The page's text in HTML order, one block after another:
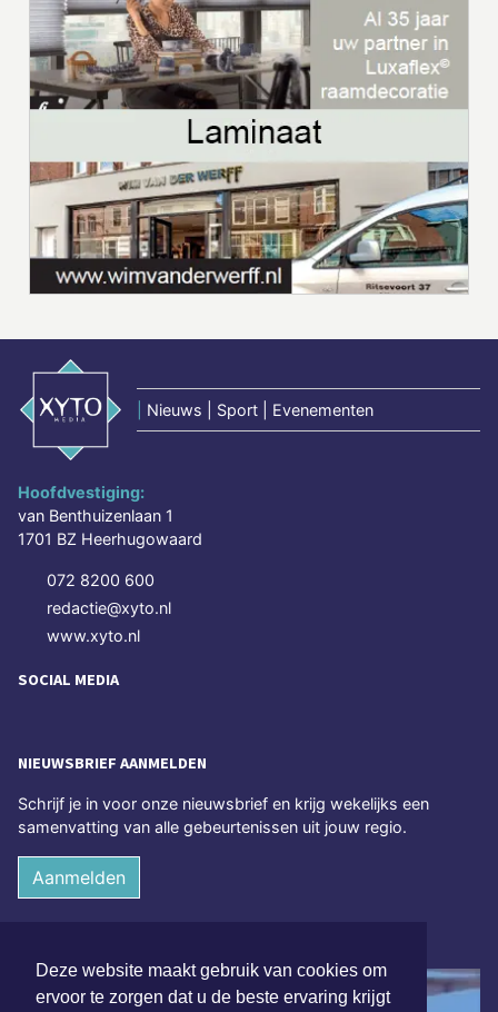
Deze website maakt gebruik van cookies om
ervoor te zorgen dat u de beste ervaring krijgt
Nieuws | Sport | Evenementen
Hoofdvestiging:
van Benthuizenlaan 1
1701 BZ Heerhugowaard
072 8200 600
redactie@xyto.nl
www.xyto.nl
SOCIAL MEDIA
NIEUWSBRIEF AANMELDEN
Schrijf je in voor onze nieuwsbrief en krijg wekelijks een
samenvatting van alle gebeurtenissen uit jouw regio.
Aanmelden